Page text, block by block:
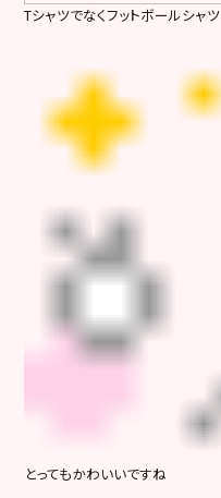
Tシャツでなくフットボールシャツ
とってもかわいいですね